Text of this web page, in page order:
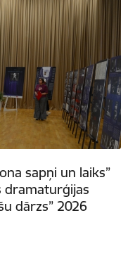
sapņi un laiks”
dramaturģijas
dārzs” 2026